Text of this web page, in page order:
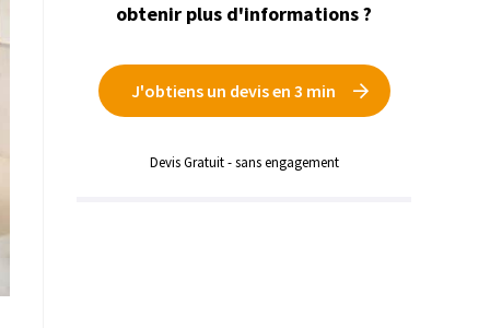
obtenir plus d'informations ?
J'obtiens un devis en 3 min
Devis Gratuit - sans engagement